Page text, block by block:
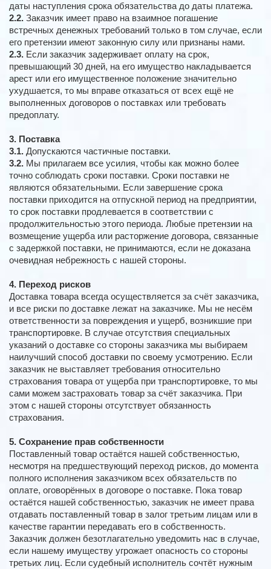
даты наступления срока обязательства до даты платежа.
2.2. Заказчик имеет право на взаимное погашение
встречных денежных требований только в том случае, если
его претензии имеют законную силу или признаны нами.
2.3. Если заказчик задерживает оплату на срок,
превышающий 30 дней, на его имущество накладывается
арест или его имущественное положение значительно
ухудшается, то мы вправе отказаться от всех ещё не
выполненных договоров о поставках или требовать
предоплату.
3. Поставка
3.1. Допускаются частичные поставки.
3.2. Мы прилагаем все усилия, чтобы как можно более
точно соблюдать сроки поставки. Сроки поставки не
являются обязательными. Если завершение срока
поставки приходится на отпускной период на предприятии,
то срок поставки продлевается в соответствии с
продолжительностью этого периода. Любые претензии на
возмещение ущерба или расторжение договора, связанные
с задержкой поставки, не принимаются, если не доказана
очевидная небрежность с нашей стороны.
4. Переход рисков
Доставка товара всегда осуществляется за счёт заказчика,
и все риски по доставке лежат на заказчике. Мы не несём
ответственности за повреждения и ущерб, возникшие при
транспортировке. В случае отсутствия специальных
указаний о доставке со стороны заказчика мы выбираем
наилучший способ доставки по своему усмотрению. Если
заказчик не выставляет требования относительно
страхования товара от ущерба при транспортировке, то мы
сами можем застраховать товар за счёт заказчика. При
этом с нашей стороны отсутствует обязанность
страхования.
5. Сохранение прав собственности
Поставленный товар остаётся нашей собственностью,
несмотря на предшествующий переход рисков, до момента
полного исполнения заказчиком всех обязательств по
оплате, оговорённых в договоре о поставке. Пока товар
остаётся нашей собственностью, заказчик не имеет права
отдавать поставленный товар в залог третьим лицам или в
качестве гарантии передавать его в собственность.
Заказчик должен безотлагательно уведомить нас в случае,
если нашему имуществу угрожает опасность со стороны
третьих лиц. Если судебный исполнитель сочтёт нужным